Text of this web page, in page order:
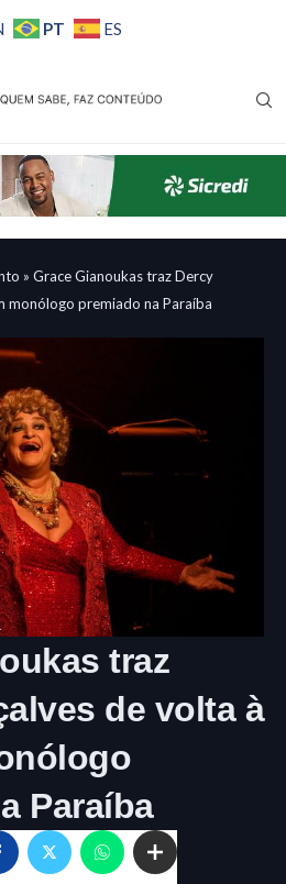
PT ES
» Grace Gianoukas traz Dercy
monólogo premiado na Paraíba
traz
de volta à
Paraíba